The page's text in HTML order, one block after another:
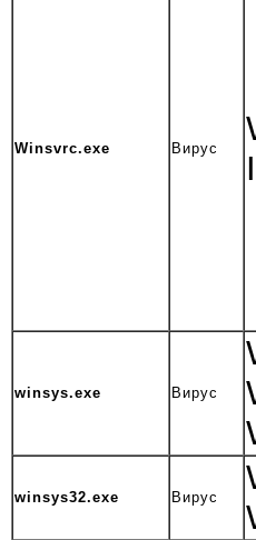
Winsvrc.exe Вирус
winsys.exe Вирус
winsys32.exe Вирус